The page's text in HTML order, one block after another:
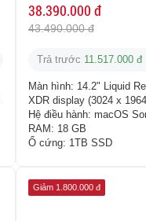
38.390.000 đ
43.490.000 đ
Trả trước 11.517.000 đ
Màn hình: 14.2" Liquid
XDR display (3024 x
Hệ điều hành: macOS
RAM: 18 GB
Ổ cứng: 1TB SSD
Giảm 1.800.000 đ